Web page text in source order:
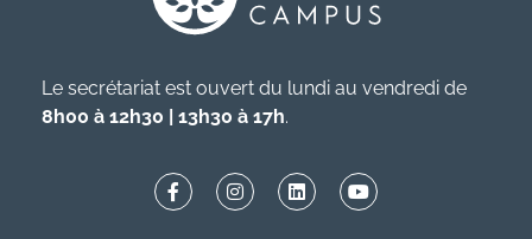
Le secrétariat est ouvert du lundi au vendredi de
8h00 à 12h30 | 13h30 à 17h.